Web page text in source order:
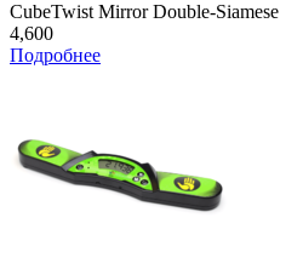
CubeTwist Mirror Double-Siamese
4,600
Подробнее